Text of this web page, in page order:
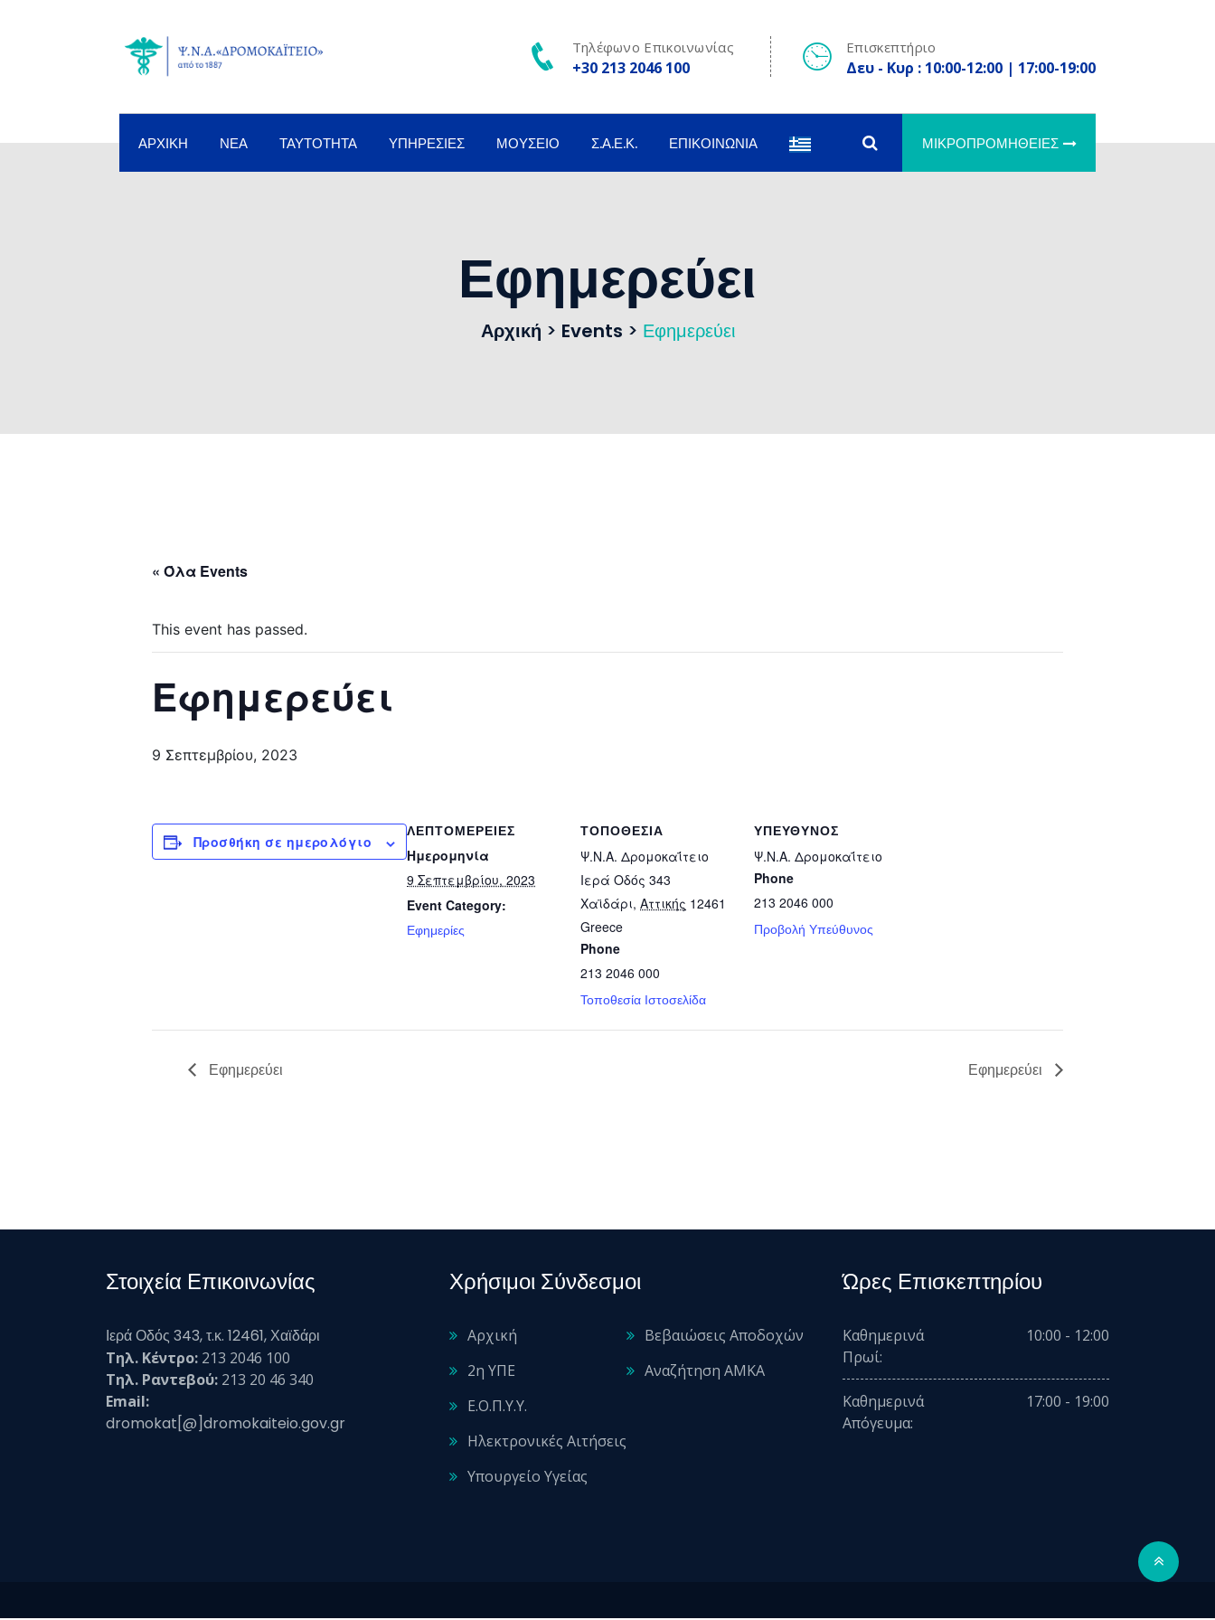
Τηλέφωνο Επικοινωνίας
+30 213 2046 100
Επισκεπτήριο
Δευ - Κυρ : 10:00-12:00 | 17:00-19:00
ΑΡΧΙΚΉ ΝΈΑ ΤΑΥΤΌΤΗΤΑ ΥΠΗΡΕΣΊΕΣ ΜΟΥΣΕΊΟ Σ.Α.Ε.Κ. ΕΠΙΚΟΙΝΩΝΊΑ ΜΙΚΡΟΠΡΟΜΉΘΕΙΕΣ
Εφημερεύει
Αρχική > Events > Εφημερεύει
« Όλα Events
This event has passed.
Εφημερεύει
9 Σεπτεμβρίου, 2023
Προσθήκη σε ημερολόγιο
ΛΕΠΤΟΜΈΡΕΙΕΣ
Ημερομηνία
9 Σεπτεμβρίου, 2023
Event Category:
Εφημερίες
ΤΟΠΟΘΕΣΊΑ
Ψ.Ν.Α. Δρομοκαΐτειο
Ιερά Οδός 343
Χαϊδάρι, Αττικής 12461
Greece
Phone
213 2046 000
Τοποθεσία Ιστοσελίδα
ΥΠΕΎΘΥΝΟΣ
Ψ.Ν.Α. Δρομοκαΐτειο
Phone
213 2046 000
Προβολή Υπεύθυνος
Εφημερεύει Εφημερεύει
Στοιχεία Επικοινωνίας
Ιερά Οδός 343, τ.κ. 12461, Χαϊδάρι
Τηλ. Κέντρο: 213 2046 100
Τηλ. Ραντεβού: 213 20 46 340
Email:
dromokat[@]dromokaiteio.gov.gr
Χρήσιμοι Σύνδεσμοι
Αρχική
2η ΥΠΕ
Ε.Ο.Π.Υ.Υ.
Ηλεκτρονικές Αιτήσεις
Υπουργείο Υγείας
Βεβαιώσεις Αποδοχών
Αναζήτηση ΑΜΚΑ
Ώρες Επισκεπτηρίου
Καθημερινά
Πρωί:
10:00 - 12:00
Καθημερινά
Απόγευμα:
17:00 - 19:00